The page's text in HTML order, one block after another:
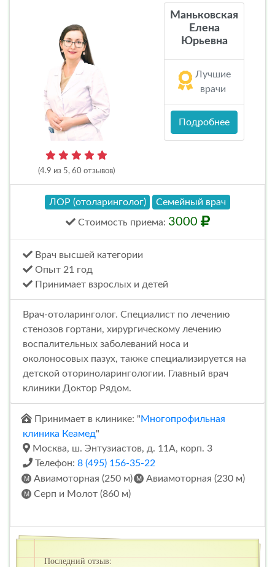
(4.9 из 5, 60 отзывов)
Маньковская
Елена
Юрьевна
Лучшие
врачи
Подробнее
ЛОР (отоларинголог) Семейный врач
Стоимость приема: 3000
Врач высшей категории
Опыт 21 год
Принимает взрослых и детей
Врач-отоларинголог. Специалист по лечению
стенозов гортани, хирургическому лечению
воспалительных заболеваний носа и
околоносовых пазух, также специализируется на
детской оториноларингологии. Главный врач
клиники Доктор Рядом.
Принимает в клинике: "Многопрофильная
клиника Кеамед"
Москва, ш. Энтузиастов, д. 11А, корп. 3
Телефон: 8 (495) 156-35-22
Авиамоторная (250 м)
Авиамоторная (230 м)
Серп и Молот (860 м)
Последний отзыв: